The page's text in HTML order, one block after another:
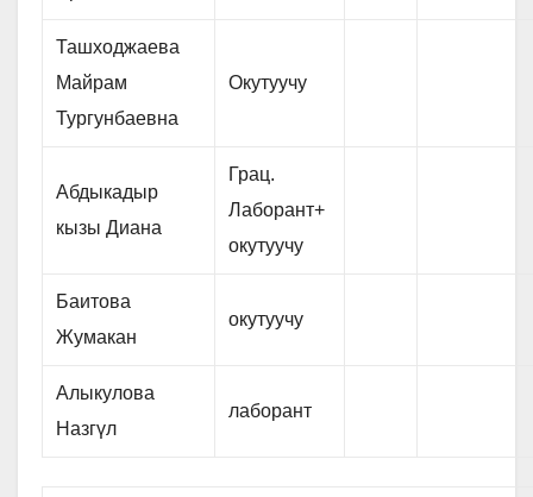
Ташходжаева
Майрам
Тургунбаевна
Окутуучу
Абдыкадыр
кызы Диана
Грац.
Лаборант+
окутуучу
Баитова
Жумакан
окутуучу
Алыкулова
Назгүл
лаборант